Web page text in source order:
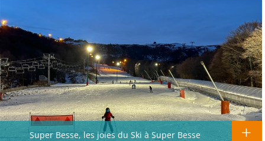
Super Besse, les joies du Ski à Super Besse